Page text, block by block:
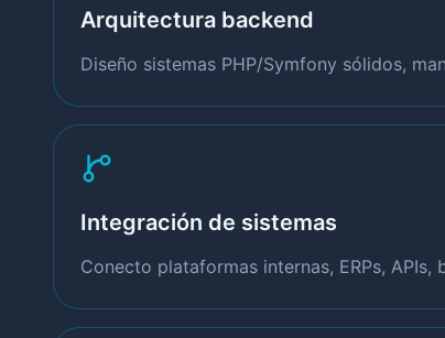
Arquitectura backend
Diseño sistemas PHP/Symfony sólidos,
Integración de sistemas
Conecto plataformas internas, ERPs,